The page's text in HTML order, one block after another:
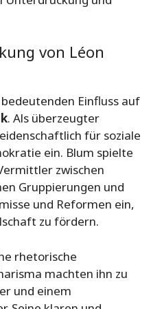
von Léon
Einfluss auf
. Als überzeugter
für soziale
ein. Blum spielte
zwischen
Gruppierungen und
und Reformen ein,
zu fördern.
rhetorische
machten ihn zu
und einem